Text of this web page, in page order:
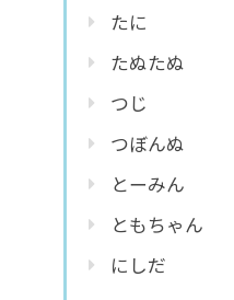
たに
たぬたぬ
つじ
つぼんぬ
とーみん
ともちゃん
にしだ